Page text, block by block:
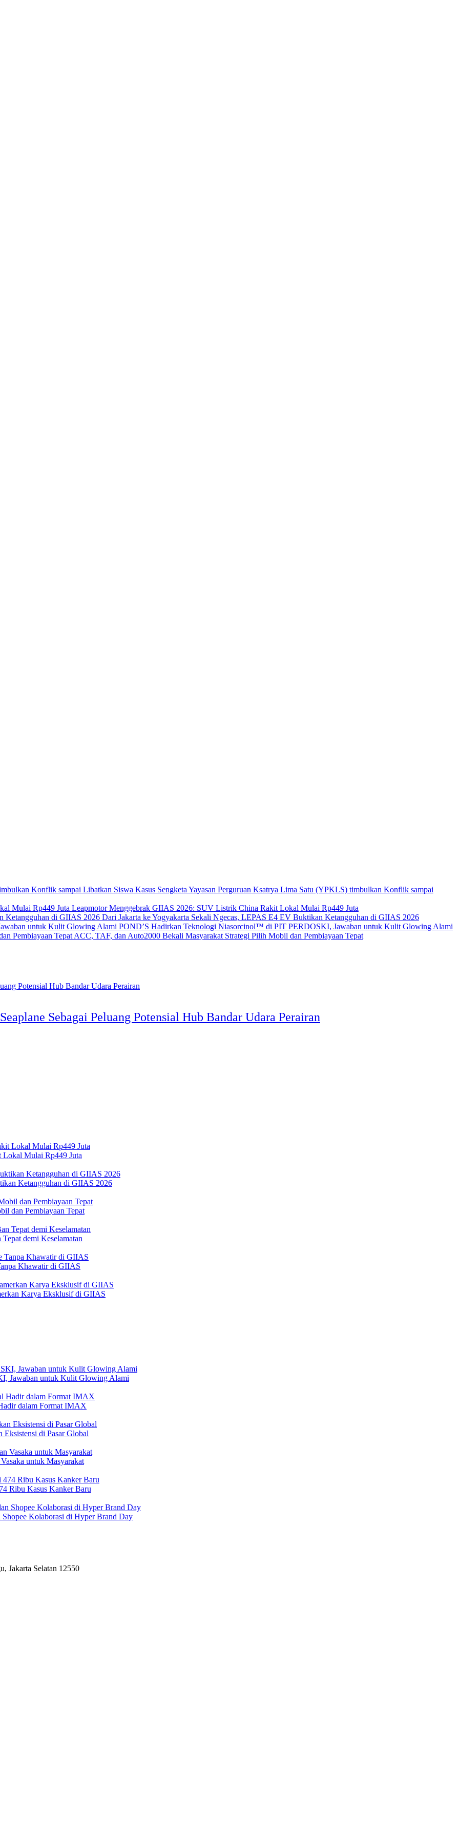
Kasus Sengketa Yayasan Perguruan Ksatrya Lima Satu (YPKLS) timbulkan Konflik sampai
Leapmotor Menggebrak GIIAS 2026: SUV Listrik China Rakit Lokal Mulai Rp449 Juta
Dari Jakarta ke Yogyakarta Sekali Ngecas, LEPAS E4 EV Buktikan Ketangguhan di GIIAS 2026
POND’S Hadirkan Teknologi Niasorcinol™ di PIT PERDOSKI, Jawaban untuk Kulit Glowing Alami
ACC, TAF, dan Auto2000 Bekali Masyarakat Strategi Pilih Mobil dan Pembiayaan Tepat
Sebagai Peluang Potensial Hub Bandar Udara Perairan
Mulai Rp449 Juta
Ketangguhan di GIIAS 2026
dan Pembiayaan Tepat
demi Keselamatan
Khawatir di GIIAS
Karya Eksklusif di GIIAS
Jawaban untuk Kulit Glowing Alami
dalam Format IMAX
di Pasar Global
untuk Masyarakat
Ribu Kasus Kanker Baru
Kolaborasi di Hyper Brand Day
Jakarta Selatan 12550